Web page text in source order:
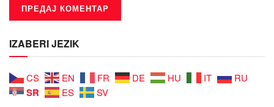
IZABERI JEZIK
CS EN FR DE HU IT RU
SR ES SV